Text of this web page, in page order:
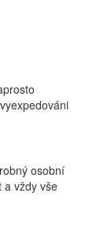
osobní
a vždy vše